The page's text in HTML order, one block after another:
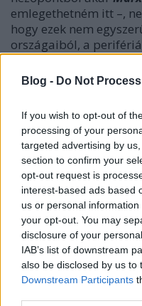
Blog - Do Not
If you wish to opt-out of
processing of your
targeted advertising by
section to confirm your
opt-out request is
interest-based ads based
us or personal
your opt-out. You may
disclosure of your
IAB’s list of downstream
also be disclosed by us to
Downstream Participants
emlegethetném itt –,
hogy ezek nem
országaiból, a
civilizációnkat – amint
feltételezni –, hanem
ki őket magukból.
sokat idézett, a
mondatot:„És, ha
majd a félművelt, sunyi
És itt is vannak,
felszínre, s mutatja
pőreségükben
Tessék csupán
olyan sorozatokba,
legharsányabb hang”,a
erényes Gamstone-ék”,